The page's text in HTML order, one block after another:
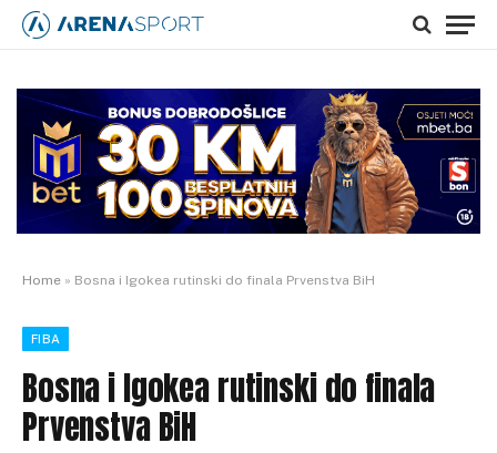
Home » Bosna i Igokea rutinski do finala Prvenstva BiH
FIBA
Bosna i Igokea rutinski do finala
Prvenstva BiH